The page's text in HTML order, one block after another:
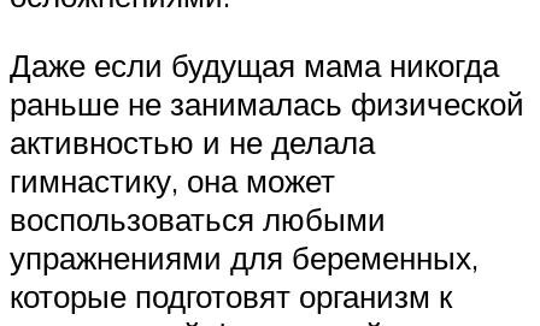
Даже если будущая мама никогда
раньше не занималась физической
активностью и не делала
гимнастику, она может
воспользоваться любыми
упражнениями для беременных,
которые подготовят организм к